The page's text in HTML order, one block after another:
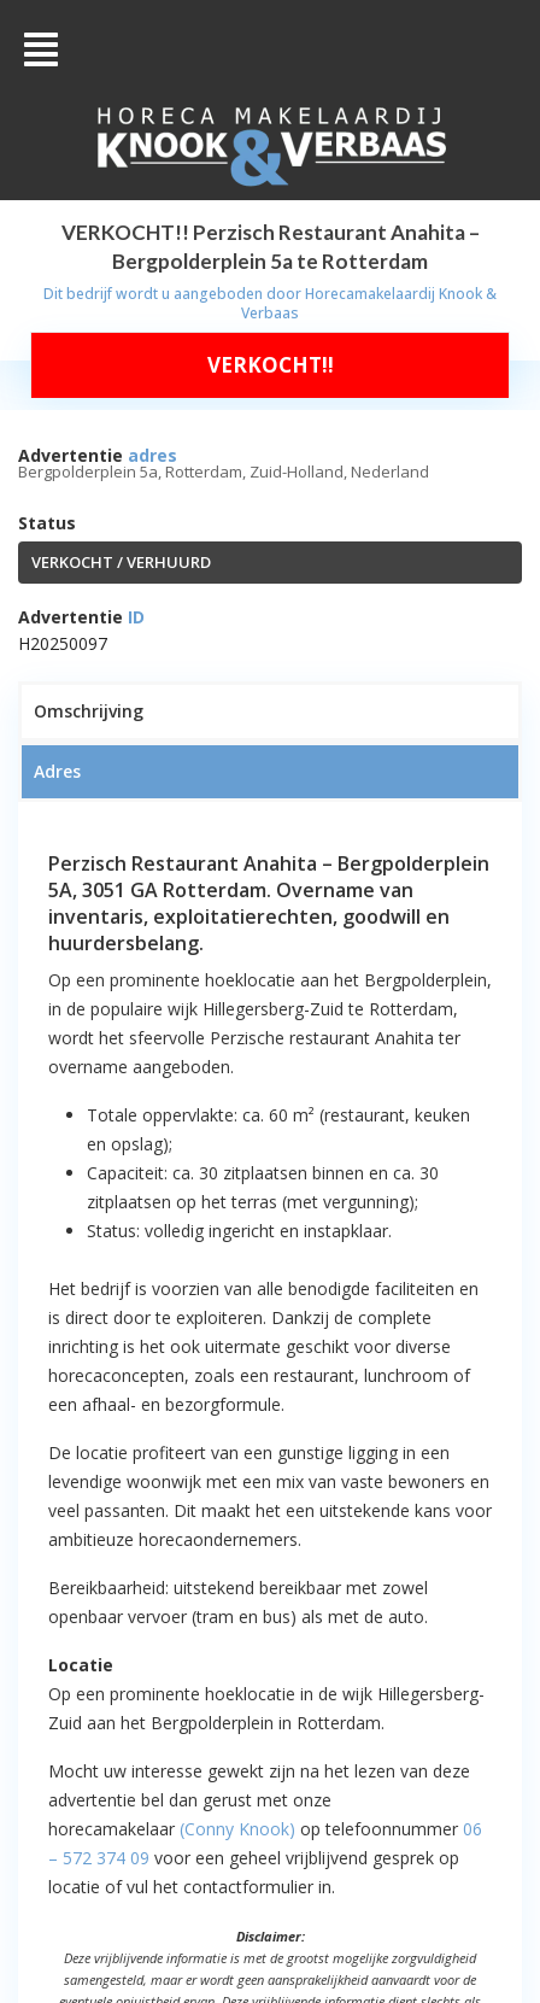
VERKOCHT!! Perzisch Restaurant Anahita –
Bergpolderplein 5a te Rotterdam
Dit bedrijf wordt u aangeboden doorHorecamakelaardij Knook &
Verbaas
VERKOCHT!!
Advertentie adres
Bergpolderplein 5a, Rotterdam, Zuid-Holland, Nederland
Status
VERKOCHT / VERHUURD
Advertentie ID
H20250097
Anahita – Bergpolderplein 5a te
Rotterdam
Omschrijving
Adres
Perzisch Restaurant Anahita – Bergpolderplein
5A, 3051 GA Rotterdam. Overname van
inventaris, exploitatierechten, goodwill en
huurdersbelang.
Op een prominente hoeklocatie aan het Bergpolderplein,
in de populaire wijk Hillegersberg-Zuid te Rotterdam,
wordt het sfeervolle Perzische restaurant Anahita ter
overname aangeboden.
Totale oppervlakte: ca. 60 m² (restaurant, keuken
en opslag);
Capaciteit: ca. 30 zitplaatsen binnen en ca. 30
zitplaatsen op het terras (met vergunning);
Status: volledig ingericht en instapklaar.
Het bedrijf is voorzien van alle benodigde faciliteiten en
is direct door te exploiteren. Dankzij de complete
inrichting is het ook uitermate geschikt voor diverse
horecaconcepten, zoals een restaurant, lunchroom of
een afhaal- en bezorgformule.
De locatie profiteert van een gunstige ligging in een
levendige woonwijk met een mix van vaste bewoners en
veel passanten. Dit maakt het een uitstekende kans voor
ambitieuze horecaondernemers.
Bereikbaarheid: uitstekend bereikbaar met zowel
openbaar vervoer (tram en bus) als met de auto.
Locatie
Op een prominente hoeklocatie in de wijk Hillegersberg-
Zuid aan het Bergpolderplein in Rotterdam.
Mocht uw interesse gewekt zijn na het lezen van deze
advertentie bel dan gerust met onze
horecamakelaar (Conny Knook) op telefoonnummer 06
– 572 374 09 voor een geheel vrijblijvend gesprek op
locatie of vul het contactformulier in.
Disclaimer:
Deze vrijblijvende informatie is met de grootst mogelijke zorgvuldigheid
samengesteld, maar er wordt geen aansprakelijkheid aanvaardt voor de